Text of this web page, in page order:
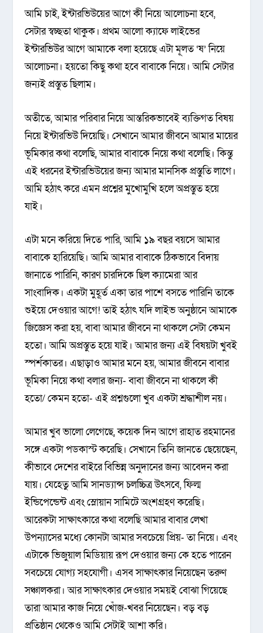
আমি চাই, ইন্টারভিউয়ের আগে কী নিয়ে আলোচনা হবে,
সেটার স্বচ্ছতা থাকুক। প্রথম আলো ক্যাফে লাইভের
ইন্টারভিউর আগে আমাকে বলা হয়েছে এটা মূলত ‘ষ’ নিয়ে
আলোচনা। হয়তো কিছু কথা হবে বাবাকে নিয়ে। আমি সেটার
জন্যই প্রস্তুত ছিলাম।
অতীতে, আমার পরিবার নিয়ে আন্তরিকভাবেই ব্যক্তিগত বিষয়
নিয়ে ইন্টারভিউ দিয়েছি। সেখানে আমার জীবনে আমার মায়ের
ভূমিকার কথা বলেছি, আমার বাবাকে নিয়ে কথা বলেছি। কিন্তু
এই ধরনের ইন্টারভিউয়ের জন্য আমার মানসিক প্রস্তুতি লাগে।
আমি হঠাৎ করে এমন প্রশ্নের মুখোমুখি হলে অপ্রস্তুত হয়ে
যাই।
এটা মনে করিয়ে দিতে পারি, আমি ১৯ বছর বয়সে আমার
বাবাকে হারিয়েছি। আমি আমার বাবাকে ঠিকভাবে বিদায়
জানাতে পারিনি, কারণ চারদিকে ছিল ক্যামেরা আর
সাংবাদিক। একটা মুহূর্ত একা তার পাশে বসতে পারিনি তাকে
শুইয়ে দেওয়ার আগে! তাই হঠাৎ যদি লাইভ অনুষ্ঠানে আমাকে
জিজ্ঞেস করা হয়, বাবা আমার জীবনে না থাকলে সেটা কেমন
হতো। আমি অপ্রস্তুত হয়ে যাই। আমার জন্য এই বিষয়টা খুবই
স্পর্শকাতর। এছাড়াও আমার মনে হয়, আমার জীবনে বাবার
ভূমিকা নিয়ে কথা বলার জন্য- বাবা জীবনে না থাকলে কী
হতো/ কেমন হতো- এই প্রশ্নগুলো খুব একটা শ্রদ্ধাশীল নয়।
আমার খুব ভালো লেগেছে, কয়েক দিন আগে রাহাত রহমানের
সঙ্গে একটা পডকাস্ট করেছি। সেখানে তিনি জানতে ছেয়েছেন,
কীভাবে দেশের বাইরে বিভিন্ন অনুদানের জন্য আবেদন করা
যায়। যেহেতু আমি সানড্যান্স চলচ্চিত্র উৎসবে, ফিল্ম
ইন্ডিপেন্ডেন্ট এবং স্লোয়ান সামিটে অংশগ্রহণ করেছি।
আরেকটা সাক্ষাৎকারে কথা বলেছি আমার বাবার লেখা
উপন্যাসের মধ্যে কোনটা আমার সবচেয়ে প্রিয়- তা নিয়ে। এবং
এটাকে ভিজুয়াল মিডিয়ায় রূপ দেওয়ার জন্য কে হতে পারেন
সবচেয়ে যোগ্য সহযোগী। এসব সাক্ষাৎকার নিয়েছেন তরুণ
সঞ্চালকরা। আর সাক্ষাৎকার দেওয়ার সময়ই বোঝা গিয়েছে
তারা আমার কাজ নিয়ে খোঁজ-খবর নিয়েছেন। বড় বড়
প্রতিষ্ঠান থেকেও আমি সেটাই আশা করি।